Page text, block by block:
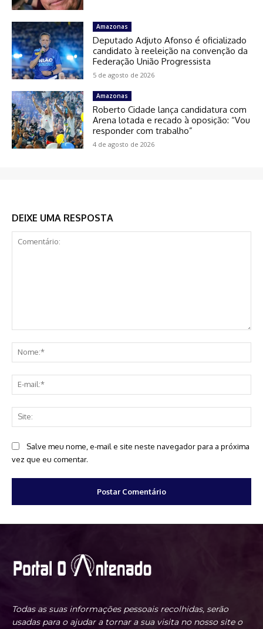
Amazonas
Deputado Adjuto Afonso é oficializado
candidato à reeleição na convenção da
Federação União Progressista
5 de agosto de 2026
Amazonas
Roberto Cidade lança candidatura com
Arena lotada e recado à oposição: “Vou
responder com trabalho”
4 de agosto de 2026
DEIXE UMA RESPOSTA
Salve meu nome, e-mail e site neste navegador para a próxima
vez que eu comentar.
Todas as suas informações pessoais recolhidas, serão
usadas para o ajudar a tornar a sua visita no nosso site o